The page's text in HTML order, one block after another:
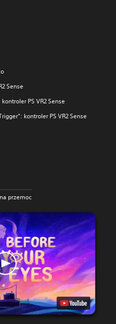
Sense
PS VR2 Sense
kontroler PS VR2 Sense
przemoc